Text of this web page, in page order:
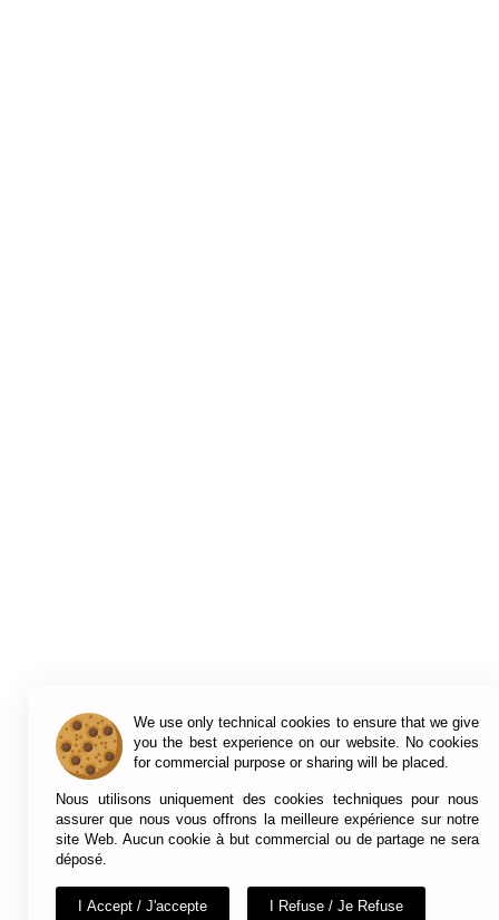
We use only technical cookies to ensure that we give
you the best experience on our website. No cookies
for commercial purpose or sharing will be placed.
Nous utilisons uniquement des cookies techniques pour nous
assurer que nous vous offrons la meilleure expérience sur notre
site Web. Aucun cookie à but commercial ou de partage ne sera
déposé.
I Accept / J'accepte I Refuse / Je Refuse